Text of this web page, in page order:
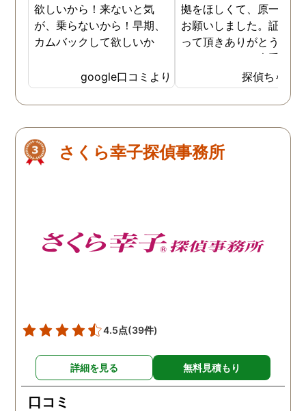
欲しいから！来ないと気
が、乗らないから！早期、
カムバックして欲しいか
google口コミより
拠をほしくて、原一さん
お願いしました。証拠を
って頂きありがとうござ
ました。やはり大手の会
は違いますね。探偵ちゃん
さくら幸子探偵事務所
4.5点(39件)
詳細を見る 無料見積もり
口コミ